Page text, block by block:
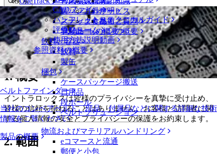
ベルトファインダー
当社のコンベアベルト、部品、付属品などに関する詳細な技術
情報をご覧ください
製品の概要
サービス
技術
ソリューションの概要
製パン
スナック食品
乳製品
飲料と容器
飲料
製缶
梱包
ケースパッケージ搬送
日用品
段ボール
ベルトソリューション
物流およびマテリアルハンドリング
eコマースと流通
郵便と小包
CADファイル
パンフレット・テクニカルガイド
評価フォーム
使用方法説明動画
参照資料の概要
方針声明
よくあるご質問
サポートの概要
メニューを開く
イントラロックスのプライバシーポリ
シー
1. 概要
イントラロックスは皆様のプライバシーを真摯に受け止め、
皆様の信頼を損ねることはありません。お客様と訪問者に関
する個人情報の安全とプライバシーの保護をお約束します。
2. 範囲